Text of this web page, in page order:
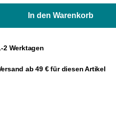
In den Warenkorb
2 Werktagen
ab 49 € für diesen Artikel